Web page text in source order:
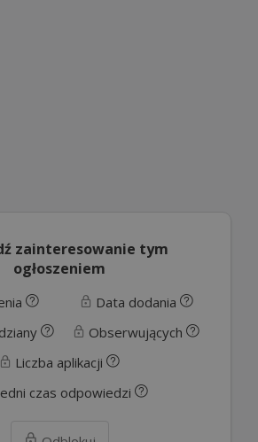
zainteresowanie tym
ogłoszeniem
Data dodania
Obserwujących
Liczba aplikacji
czas odpowiedzi